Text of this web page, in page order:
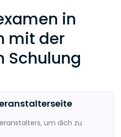
in
mit der
Schulung
um dich zu